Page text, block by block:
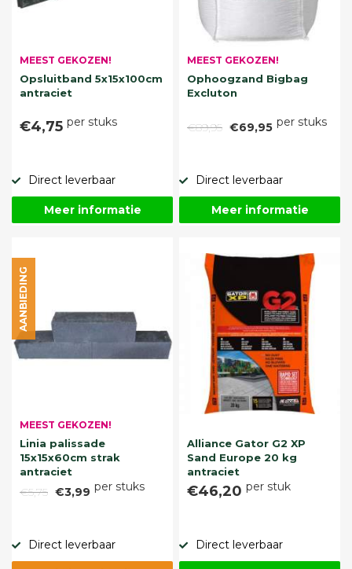
MEEST GEKOZEN!
Opsluitband 5x15x100cm
antraciet
€4,75 per stuks
Direct leverbaar
Meer informatie
MEEST GEKOZEN!
Ophoogzand Bigbag
Excluton
€89,95 €69,95 per stuks
Direct leverbaar
Meer informatie
MEEST GEKOZEN!
Linia palissade
15x15x60cm strak
antraciet
€5,75 €3,99 per stuks
AANBIEDING
Direct leverbaar
Alliance Gator G2 XP
Sand Europe 20 kg
antraciet
€46,20 per stuk
Direct leverbaar